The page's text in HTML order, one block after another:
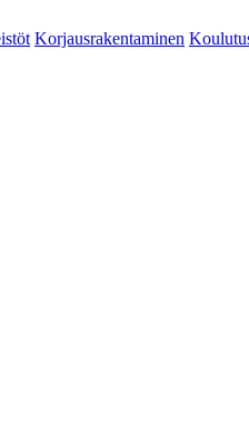
Korjausrakentaminen